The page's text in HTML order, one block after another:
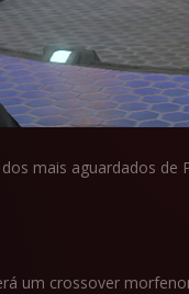
mais aguardados de
um crossover